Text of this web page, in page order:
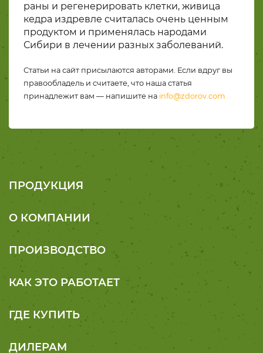
раны и регенерировать клетки, живица
кедра издревле считалась очень ценным
продуктом и применялась народами
Сибири в лечении разных заболеваний.
Статьи на сайт присылаются авторами. Если вдруг вы
правообладель и считаете, что наша статья
принадлежит вам — напишите на info@zdorov.com
ПРОДУКЦИЯ
О КОМПАНИИ
ПРОИЗВОДСТВО
КАК ЭТО РАБОТАЕТ
ГДЕ КУПИТЬ
ДИЛЕРАМ